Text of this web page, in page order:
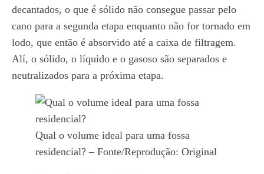
decantados, o que é sólido não consegue passar pelo
cano para a segunda etapa enquanto não for tornado em
lodo, que então é absorvido até a caixa de filtragem.
Alí, o sólido, o líquido e o gasoso são separados e
neutralizados para a próxima etapa.
Qual o volume ideal para uma fossa
residencial? – Fonte/Reprodução: Original